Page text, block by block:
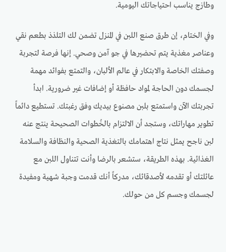
وطازج يناسب احتياجاتك اليومية.
وفي الختام، إن طرق صنع اللبن في المنزل تضمن لك التلذذ بطعم نقي
وعناصر مغذية يتم تحضيرها في جو آمن وصحي. إنها فرصة لتجربة
وصفتك الخاصة والابتكار في عالم الألبان، والتمتع بفوائد مهمة
لجسمك دون الحاجة لمواد حافظة أو إضافات غير ضرورية. ابدأ
تجربتك الآن واستمتع بلبن مصنوع بيديك وفق رغبتك. تستطيع دائماً
تطوير مهاراتك، وستجد أن الالتزام بالخُطوات الصحيحة ينتج عنه
لبن ناجح يمثل نتاج اهتمامك بالتغذية الصحية والنظافة والسلامة
الغذائية. بهذه الطريقة، ستشعر بالرضا وأنت تتناول اللبن مع
عائلتك أو تقدمه لأصدقائك، مدركاً أنك قدمت وجبة شهية ومفيدة
لجسمك وجسم كل من حولك.